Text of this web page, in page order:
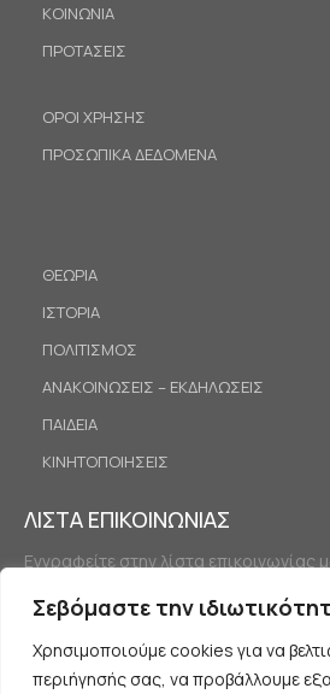
Σεβόμαστε την
Χρησιμοποιούμε cookies για να
περιήγησής σας, να προβάλλουμε
ΚΟΙΝΩΝΙΑ
ΠΡΟΤΑΣΕΙΣ
ΟΡΟΙ ΧΡΗΣΗΣ
ΠΡΟΣΩΠΙΚΑ ΔΕΔΟΜΕΝΑ
ΘΕΩΡΙΑ
ΙΣΤΟΡΙΑ
ΠΟΛΙΤΙΣΜΟΣ
ΑΝΑΚΟΙΝΩΣΕΙΣ – ΕΚΔΗΛΩΣΕΙΣ
ΠΑΙΔΕΙΑ
ΚΙΝΗΤΟΠΟΙΗΣΕΙΣ
ΛΙΣΤΑ ΕΠΙΚΟΙΝΩΝΙΑΣ
Εγγραφείτε στην λίστα επικοινωνίας